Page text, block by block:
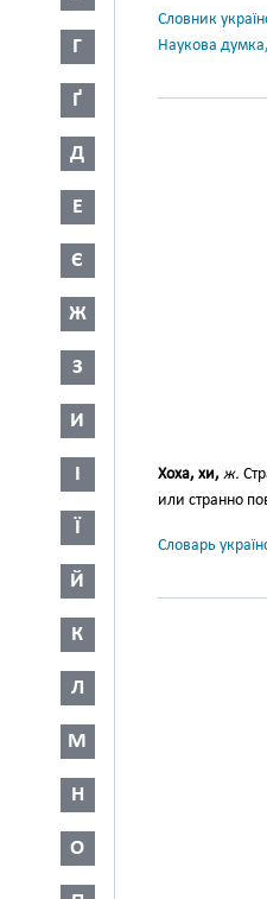
Г
Ґ
Д
Е
Є
Ж
З
И
І
Ї
Й
К
Л
М
Н
О
Словник
Наукова
Хоха, хи, ж.
или странно
Словарь